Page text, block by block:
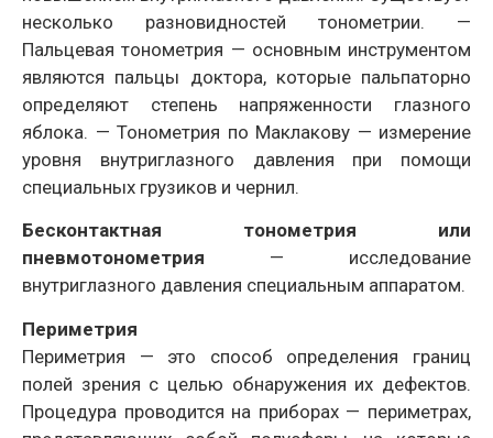
несколько разновидностей тонометрии. —
Пальцевая тонометрия — основным инструментом
являются пальцы доктора, которые пальпаторно
определяют степень напряженности глазного
яблока. — Тонометрия по Маклакову — измерение
уровня внутриглазного давления при помощи
специальных грузиков и чернил.
Бесконтактная тонометрия или
пневмотонометрия — исследование
внутриглазного давления специальным аппаратом.
Периметрия
Периметрия — это способ определения границ
полей зрения с целью обнаружения их дефектов.
Процедура проводится на приборах — периметрах,